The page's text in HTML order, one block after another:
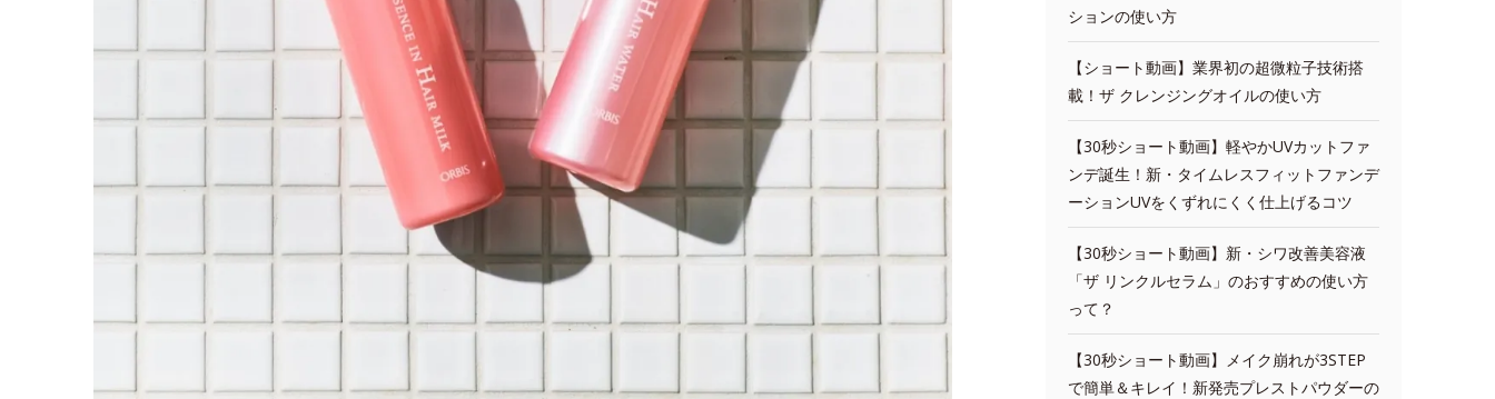
ションの使い方
【ショート動画】業界初の超微粒子技術搭
載！ザ クレンジングオイルの使い方
【30秒ショート動画】軽やかUVカットファ
ンデ誕生！新・タイムレスフィットファンデ
ーションUVをくずれにくく仕上げるコツ
【30秒ショート動画】新・シワ改善美容液
「ザ リンクルセラム」のおすすめの使い方
って？
【30秒ショート動画】メイク崩れが3STEP
で簡単＆キレイ！新発売プレストパウダーの